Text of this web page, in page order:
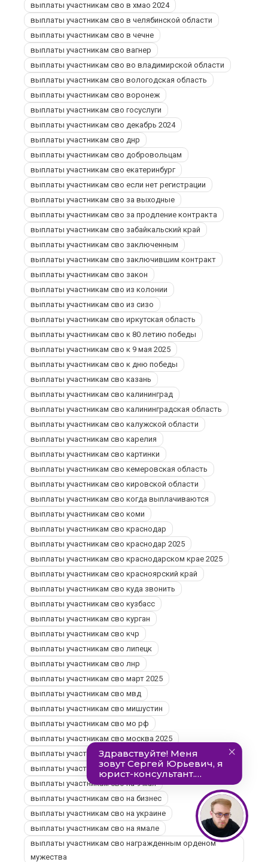
выплаты участникам сво в хмао 2024
выплаты участникам сво в челябинской области
выплаты участникам сво в чечне
выплаты участникам сво вагнер
выплаты участникам сво во владимирской области
выплаты участникам сво вологодская область
выплаты участникам сво воронеж
выплаты участникам сво госуслуги
выплаты участникам сво декабрь 2024
выплаты участникам сво днр
выплаты участникам сво добровольцам
выплаты участникам сво екатеринбург
выплаты участникам сво если нет регистрации
выплаты участникам сво за выходные
выплаты участникам сво за продление контракта
выплаты участникам сво забайкальский край
выплаты участникам сво заключенным
выплаты участникам сво заключившим контракт
выплаты участникам сво закон
выплаты участникам сво из колонии
выплаты участникам сво из сизо
выплаты участникам сво иркутская область
выплаты участникам сво к 80 летию победы
выплаты участникам сво к 9 мая 2025
выплаты участникам сво к дню победы
выплаты участникам сво казань
выплаты участникам сво калининград
выплаты участникам сво калининградская область
выплаты участникам сво калужской области
выплаты участникам сво карелия
выплаты участникам сво картинки
выплаты участникам сво кемеровская область
выплаты участникам сво кировской области
выплаты участникам сво когда выплачиваются
выплаты участникам сво коми
выплаты участникам сво краснодар
выплаты участникам сво краснодар 2025
выплаты участникам сво краснодарском крае 2025
выплаты участникам сво красноярский край
выплаты участникам сво куда звонить
выплаты участникам сво кузбасс
выплаты участникам сво курган
выплаты участникам сво кчр
выплаты участникам сво липецк
выплаты участникам сво лнр
выплаты участникам сво март 2025
выплаты участникам сво мвд
выплаты участникам сво мишустин
выплаты участникам сво мо рф
выплаты участникам сво москва 2025
выплаты участникам сво московская область 2025
выплаты участникам сво московской области
выплаты участникам сво на 9 мая
выплаты участникам сво на бизнес
выплаты участникам сво на украине
выплаты участникам сво на ямале
выплаты участникам сво награжденным орденом
мужества